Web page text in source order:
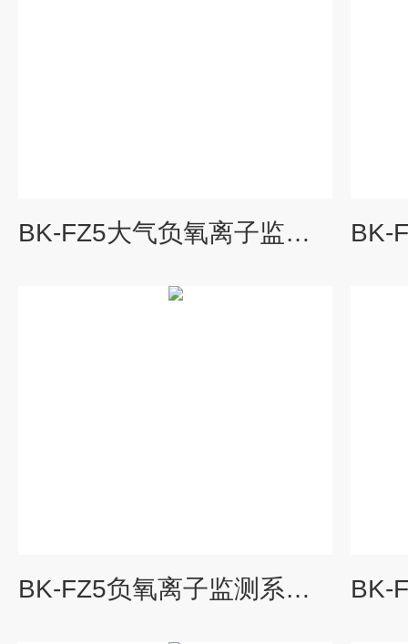
BK-FZ5大气负氧离子监测站
BK-FZ5负氧离子监测系统价格